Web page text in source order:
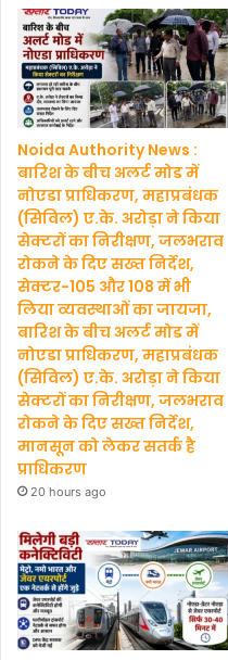
Noida Authority News :
बारिश के बीच अलर्ट मोड में
नोएडा प्राधिकरण, महाप्रबंधक
(सिविल) ए.के. अरोड़ा ने किया
सेक्टरों का निरीक्षण, जलभराव
रोकने के दिए सख्त निर्देश,
सेक्टर-105 और 108 में भी
लिया व्यवस्थाओं का जायजा,
बारिश के बीच अलर्ट मोड में
नोएडा प्राधिकरण, महाप्रबंधक
(सिविल) ए.के. अरोड़ा ने किया
सेक्टरों का निरीक्षण, जलभराव
रोकने के दिए सख्त निर्देश,
मानसून को लेकर सतर्क है
प्राधिकरण
20 hours ago